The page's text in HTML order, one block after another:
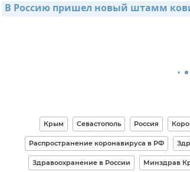
В Россию пришел новый штамм
Крым Севастополь Россия
Распространение коронавируса в РФ
Здравоохранение в России Минздрав